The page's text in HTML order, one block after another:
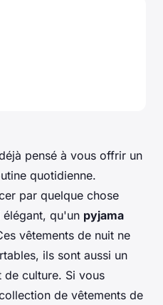
pensé à vous offrir un
quotidienne.
par quelque chose
élégant, qu'un pyjama
vêtements de nuit ne
ils sont aussi un
de culture. Si vous
de vêtements de